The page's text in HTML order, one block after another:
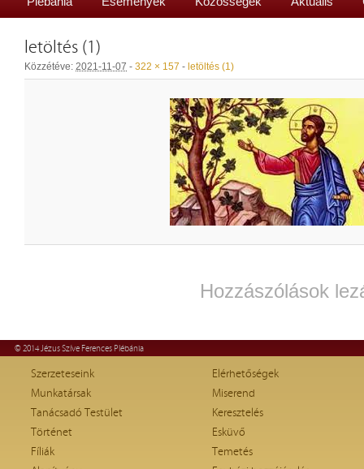
letöltés (1)
Közzétéve: 2021-11-07 - 322 × 157 - letöltés (1)
Hozzászólások
© 2014 Jézus Szíve Ferences Plébánia
Szerzeteseink
Munkatársak
Tanácsadó Testület
Történet
Fíliák
Elérhetőségek
Miserend
Keresztelés
Esküvő
Temetés